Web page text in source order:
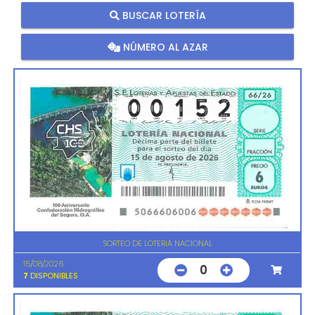
BUSCAR LOTERÍA
NÚMERO AL AZAR
SORTEO DE LOTERIA NACIONAL
15/08/2026
7 DISPONIBLES 0